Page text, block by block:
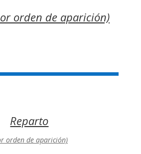
orden de aparición)
Reparto
orden de aparición)